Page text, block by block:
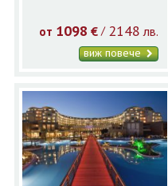
от 1098 €/ 2148 лв.
виж повече